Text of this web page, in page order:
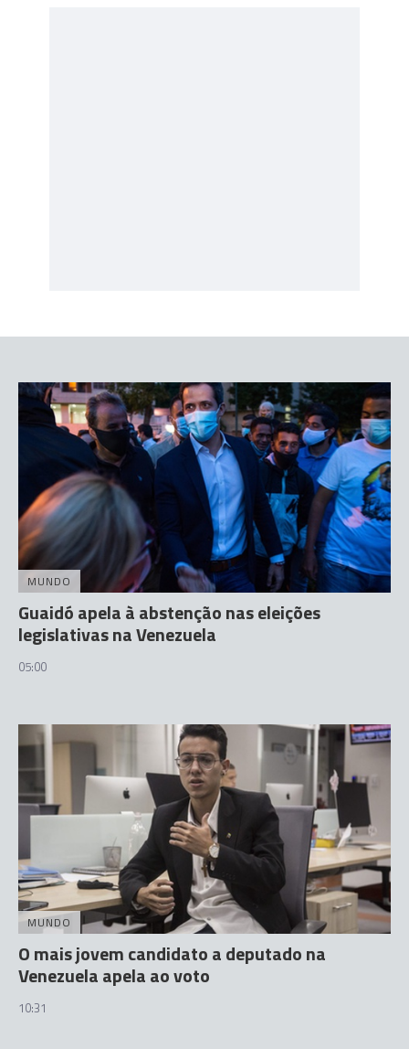
MUNDO
Guaidó apela à abstenção nas eleições
legislativas na Venezuela
05:00
MUNDO
O mais jovem candidato a deputado na
Venezuela apela ao voto
10:31